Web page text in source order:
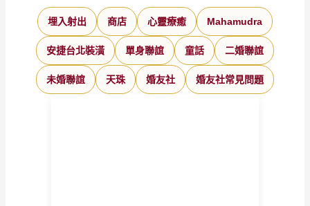
埋入射出 商店 心靈療癒 Mahamudra
安捷台北裝潢 單身聯誼 童話 二婚聯誼
未婚聯誼 天珠 婚友社 婚友社常見問題